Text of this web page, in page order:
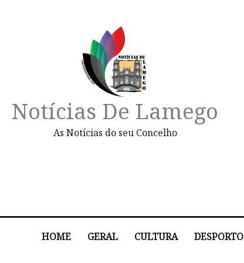
Notícias De Lamego
As Notícias do seu Concelho
HOME GERAL CULTURA DESPORTO